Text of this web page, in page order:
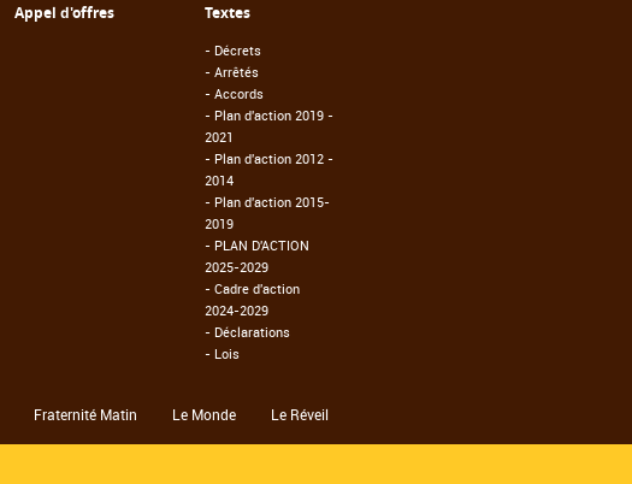
Appel d'offres Textes
- Décrets
- Arrêtés
- Accords
- Plan d'action 2019 -
2021
- Plan d'action 2012 -
2014
- Plan d'action 2015-
2019
- PLAN D'ACTION
2025-2029
- Cadre d'action
2024-2029
- Déclarations
- Lois
Fraternité Matin Le Monde Le Réveil